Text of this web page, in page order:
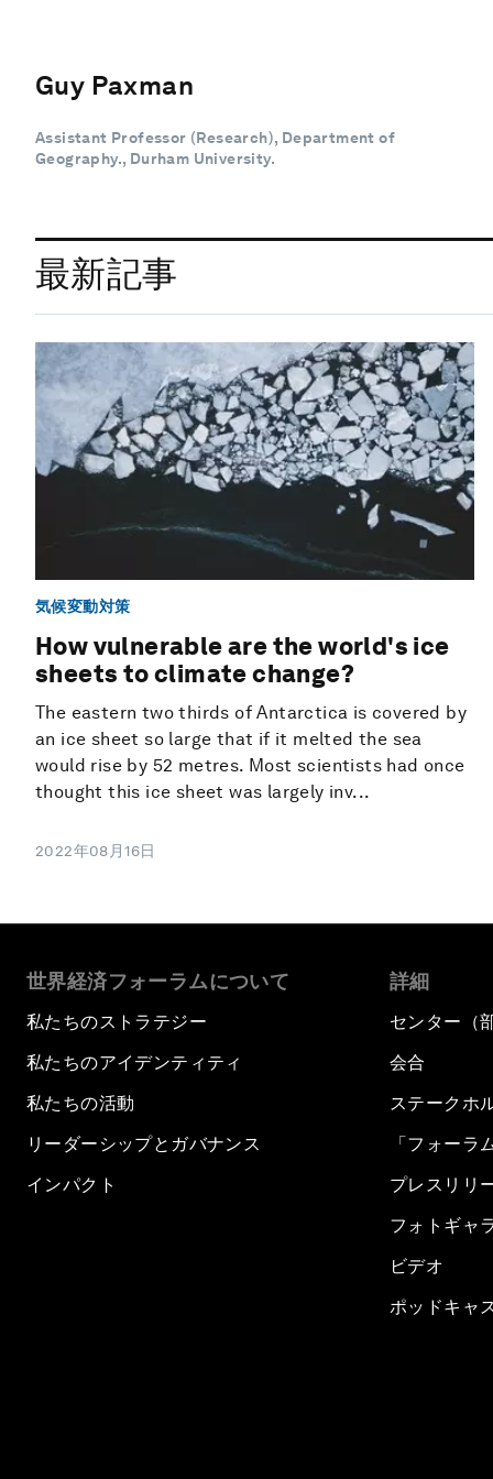
Guy Paxman
Assistant Professor (Research), Department of
Geography., Durham University.
最新記事
気候変動対策
How vulnerable are the world's ice
sheets to climate change?
The eastern two thirds of Antarctica is covered by
an ice sheet so large that if it melted the sea
would rise by 52 metres. Most scientists had once
thought this ice sheet was largely inv...
2022年08月16日
世界経済フォーラムについて
私たちのストラテジー
私たちのアイデンティティ
私たちの活動
リーダーシップとガバナンス
インパクト
詳細
センター（
会合
ステークホ
「フォーラ
プレスリリ
フォトギャ
ビデオ
ポッドキャ